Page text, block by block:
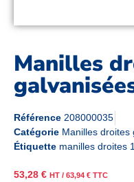
Manilles
Référence 208000035
Catégorie Manilles droites
Étiquette manilles droites
53,28 € HT / 63,94 € TTC